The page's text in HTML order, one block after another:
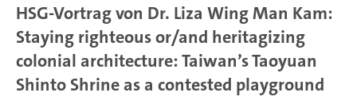
HSG-Vortrag von Dr. Liza Wing Man Kam:
Staying righteous or/and heritagizing
colonial architecture: Taiwan’s Taoyuan
Shinto Shrine as a contested playground